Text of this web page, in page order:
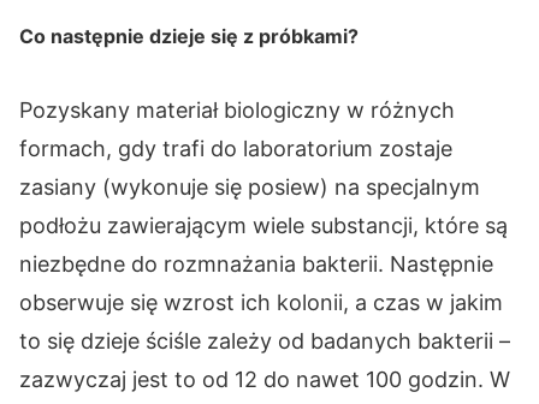
Co następnie dzieje się z próbkami?
Pozyskany materiał biologiczny w różnych
formach, gdy trafi do laboratorium zostaje
zasiany (wykonuje się posiew) na specjalnym
podłożu zawierającym wiele substancji, które są
niezbędne do rozmnażania bakterii. Następnie
obserwuje się wzrost ich kolonii, a czas w jakim
to się dzieje ściśle zależy od badanych bakterii –
zazwyczaj jest to od 12 do nawet 100 godzin. W